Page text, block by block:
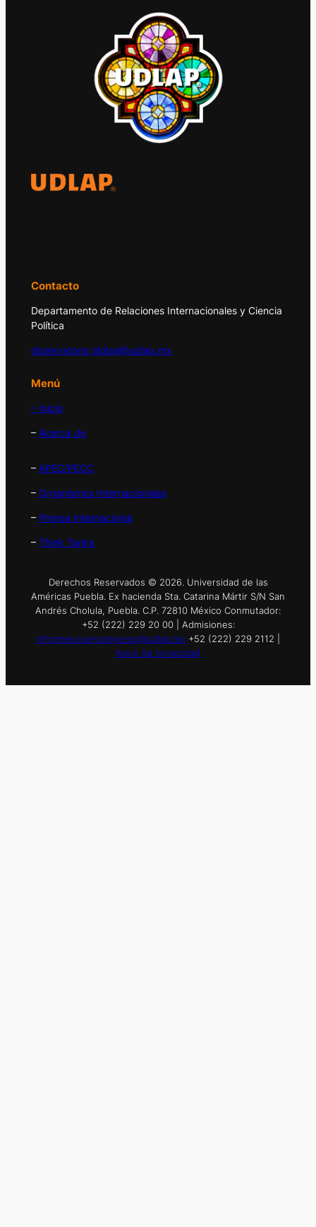
Contacto
Departamento de Relaciones Internacionales y Ciencia
Política
observatorio.global@udlap.mx
Menú
– Inicio
– Acerca de
– APEC/PECC
– Organismos Internacionales
– Prensa Internacional
– Think Tanks
Derechos Reservados © 2026. Universidad de las
Américas Puebla. Ex hacienda Sta. Catarina Mártir S/N San
Andrés Cholula, Puebla. C.P. 72810 México Conmutador:
+52 (222) 229 20 00 | Admisiones:
informes.nuevoingreso@udlap.mx +52 (222) 229 2112 |
Aviso de privacidad